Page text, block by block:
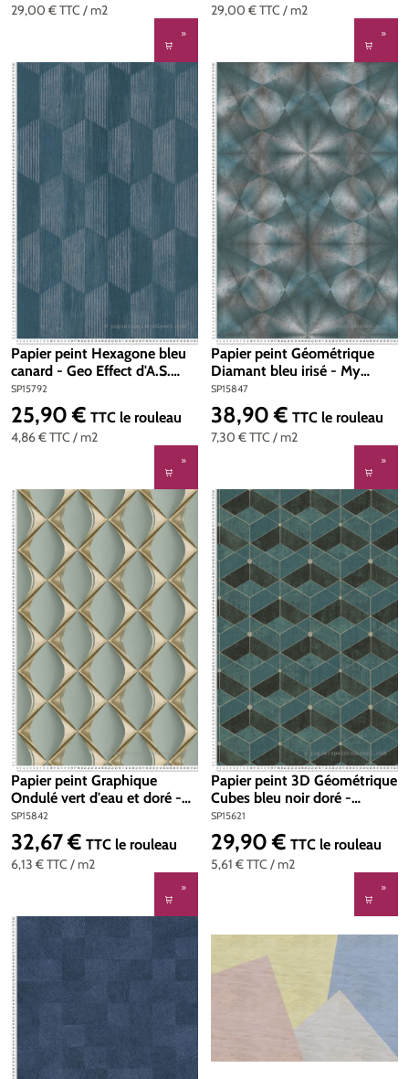
29,00 €TTC / m2 29,00 €TTC / m2
Papier peint Hexagone bleu
canard - Geo Effect d'A.S.
Création | Réf. SP15792
SP15792
4,86 €TTC / m2
Prix régulier :
25,90 € TTC le rouleau
Papier peint Géométrique
Diamant bleu irisé - My
Home My Spa d'A.S. Création
| Réf. SP15847
SP15847
7,30 €TTC / m2
Prix régulier :
38,90 € TTC le rouleau
Papier peint Graphique
Ondulé vert d'eau et doré -
My Home My Spa d'A.S.
Création | Réf. SP15842
SP15842
6,13 €TTC / m2
Prix régulier :
32,67 € TTC le rouleau
Papier peint 3D Géométrique
Cubes bleu noir doré -
Titanium 3 d'AS Création |
Réf. SP15621
SP15621
5,61 €TTC / m2
Prix régulier :
29,90 € TTC le rouleau